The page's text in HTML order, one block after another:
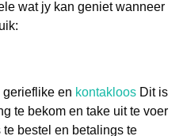
wat jy kan geniet wanneer
en kontakloos Dit is
te bekom en take uit te voer
bestel en betalings te